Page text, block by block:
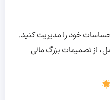
خود را مدیریت کنید.
از تصمیمات بزرگ مالی